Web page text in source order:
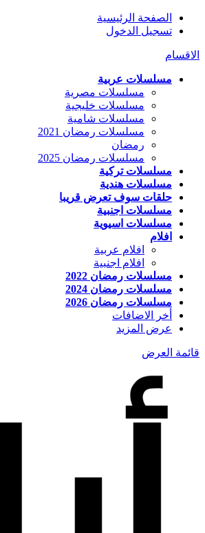
الصفحة الرئيسية
تسجيل الدخول
الاقسام
مسلسلات عربية
مسلسلات مصرية
مسلسلات خليجية
مسلسلات شامية
مسلسلات رمضان 2021
رمضان
مسلسلات رمضان 2025
مسلسلات تركية
مسلسلات هندية
حلقات سوف تعرض قريبا
مسلسلات اجنبية
مسلسلات اسيوية
افلام
افلام عربية
افلام اجنبية
مسلسلات رمضان 2022
مسلسلات رمضان 2024
مسلسلات رمضان 2026
أخر الاضافات
عرض المزيد
قائمة العرض